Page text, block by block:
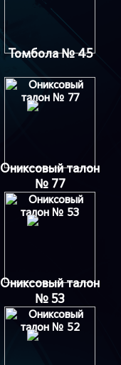
Томбола № 45
Ониксовый талон
№ 77
Ониксовый талон
№ 53